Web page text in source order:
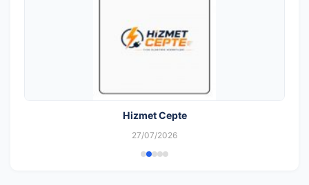
Hizmet Cepte
27/07/2026